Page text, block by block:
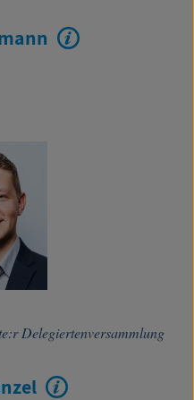
Delegiertenversammlung